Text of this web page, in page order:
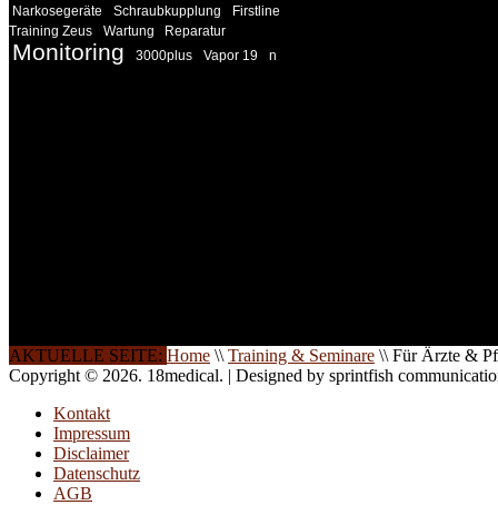
Narkosegeräte
Schraubkupplung
Firstline
Training Zeus
Wartung Reparatur
Monitoring 3000plus Vapor 19 n
AKTUELLE SEITE: Home \\ Training & Seminare \\ Für Ärzte &
Copyright © 2026. 18medical. | Designed by sprintfish
Kontakt
Impressum
Disclaimer
Datenschutz
AGB